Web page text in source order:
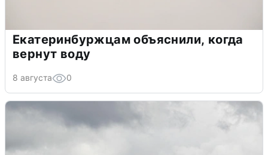
Екатеринбуржцам объяснили, когда
вернут воду
8 августа 0